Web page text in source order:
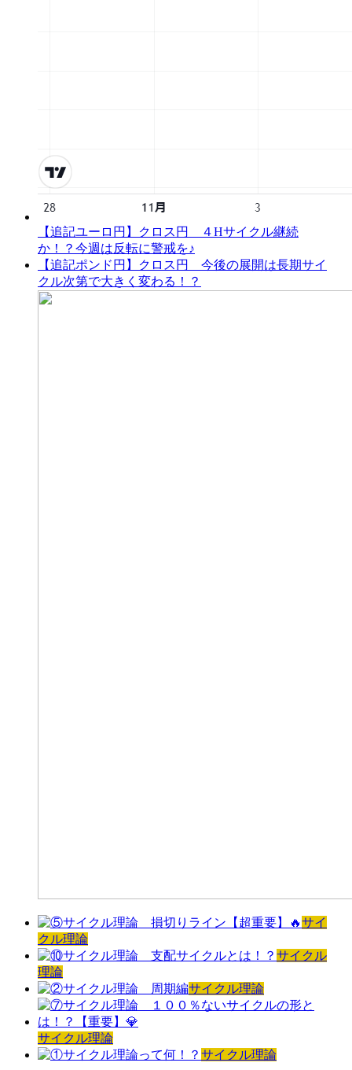
【追記ユーロ円】クロス円 ４Hサイクル継続
か！？今週は反転に警戒を♪
【追記ポンド円】クロス円 今後の展開は長期サイ
クル次第で大きく変わる！？
サイ
クル理論
サイクル
理論
サイクル理論
サイクル理論
サイクル理論